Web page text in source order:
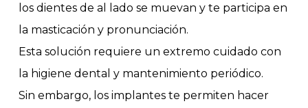
los dientes de al lado se muevan y te participa en
la masticación y pronunciación.
Esta solución requiere un extremo cuidado con
la higiene dental y mantenimiento periódico.
Sin embargo, los implantes te permiten hacer